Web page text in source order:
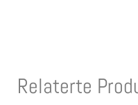
Relaterte